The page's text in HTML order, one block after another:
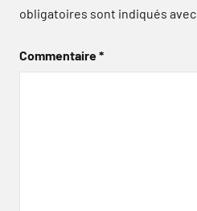
obligatoires sont indiqués avec
Commentaire*